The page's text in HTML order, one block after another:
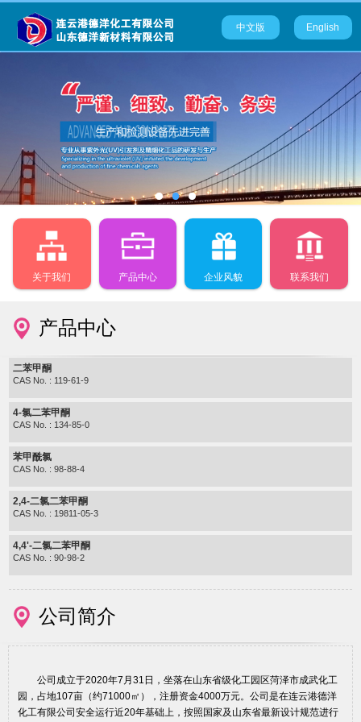
中文版 English
关于我们 产品中心 企业风貌 联系我们
产品中心
二苯甲酮
CAS No. : 119-61-9
4-氯二苯甲酮
CAS No. : 134-85-0
苯甲酰氯
CAS No. : 98-88-4
2,4-二氯二苯甲酮
CAS No. : 19811-05-3
4,4'-二氯二苯甲酮
CAS No. : 90-98-2
公司简介
公司成立于2020年7月31日，坐落在山东省级化工园区菏泽市成武化工
园，占地107亩（约71000㎡），注册资金4000万元。公司是在连云港德洋
化工有限公司安全运行近20年基础上，按照国家及山东省最新设计规范进行